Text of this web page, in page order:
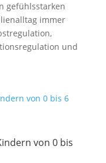
gefühlsstarken
immer
und
von 0 bis